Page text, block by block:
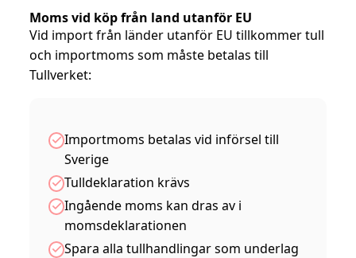
Moms vid köp från land utanför EU
Vid import från länder utanför EU tillkommer tull
och importmoms som måste betalas till
Tullverket:
Importmoms betalas vid införsel till
Sverige
Tulldeklaration krävs
Ingående moms kan dras av i
momsdeklarationen
Spara alla tullhandlingar som underlag